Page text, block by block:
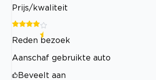
Prijs/kwaliteit
Reden bezoek
Aanschaf gebruikte auto
Beveelt aan